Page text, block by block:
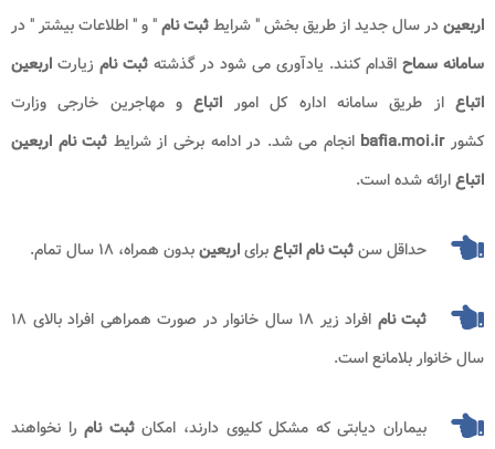
اربعیندر سال جدید از طریق بخش " شرایطثبت نام" و " اطلاعات بیشتر " در
سامانه سماح اقدام کنند. یادآوری می شود در گذشته ثبت نام زیارت اربعین
اتباعاز طریق سامانه اداره کل امور اتباع و مهاجرین خارجی وزارت
کشورbafia.moi.ir انجام می شد. در ادامه برخی از شرایط ثبت نام اربعین
اتباعارائه شده است.
حداقل سنثبت نام اتباعبرایاربعینبدون همراه، ۱۸ سال تمام.
ثبت نام
افراد زیر ۱۸ سال خانوار در صورت همراهی افراد بالای ۱۸
سال خانوار بلامانع است.
بیماران دیابتی که مشکل کلیوی دارند، امکانثبت نامرا نخواهند